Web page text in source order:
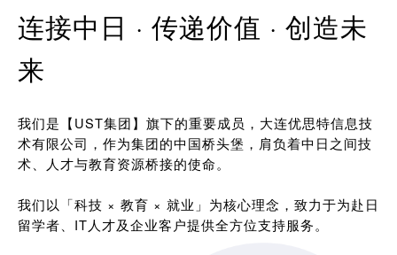
连接中日 · 传递价值 · 创造未
来
我们是【UST集团】旗下的重要成员，大连优思特信息技
术有限公司，作为集团的中国桥头堡，肩负着中日之间技
术、人才与教育资源桥接的使命。
我们以「科技 × 教育 × 就业」为核心理念，致力于为赴日
留学者、IT人才及企业客户提供全方位支持服务。